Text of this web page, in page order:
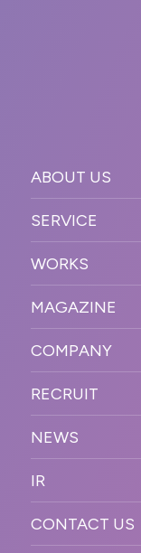
ABOUT US
PURPOSE
VISION
OUR DNA
SERVICE
STRONG POINT
BUSINESS
SOLUTION
WORKFLOW
WORKS
オンラインイベ
SNSプロモーショ
プラットフォーム
促
デジタル制作・映
制作
PR
MAGAZINE
COMPANY
COMPANY
MESSAGE
OFFICER
ACCESS
ORGANIZATION
RECRUIT
新卒採用
キャリア採用
NEWS
IR
CONTACT US